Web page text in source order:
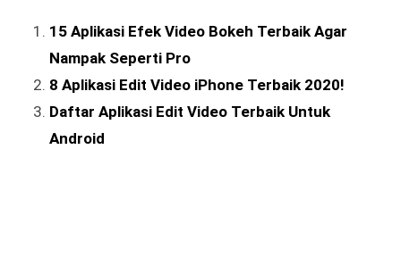
15 Aplikasi Efek Video Bokeh Terbaik Agar
Nampak Seperti Pro
8 Aplikasi Edit Video iPhone Terbaik 2020!
Daftar Aplikasi Edit Video Terbaik Untuk
Android